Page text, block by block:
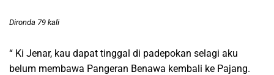
Dironda 79 kali
“ Ki Jenar, kau dapat tinggal di padepokan selagi aku
belum membawa Pangeran Benawa kembali ke Pajang.